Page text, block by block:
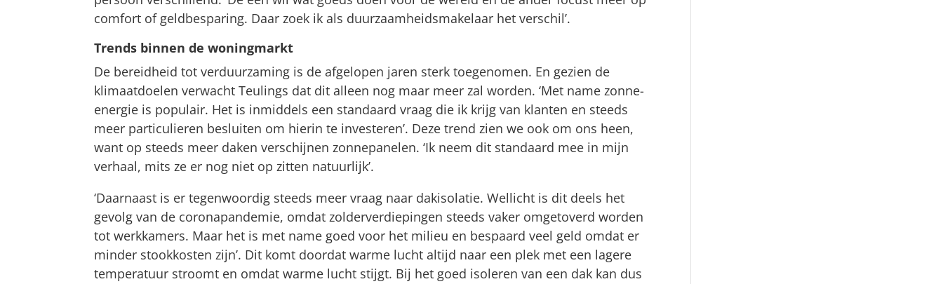
comfort of geldbesparing. Daar zoek ik als duurzaamheidsmakelaar het verschil’.
Trends binnen de woningmarkt
De bereidheid tot verduurzaming is de afgelopen jaren sterk toegenomen. En gezien de
klimaatdoelen verwacht Teulings dat dit alleen nog maar meer zal worden. ‘Met name zonne-
energie is populair. Het is inmiddels een standaard vraag die ik krijg van klanten en steeds
meer particulieren besluiten om hierin te investeren’. Deze trend zien we ook om ons heen,
want op steeds meer daken verschijnen zonnepanelen. ‘Ik neem dit standaard mee in mijn
verhaal, mits ze er nog niet op zitten natuurlijk’.
‘Daarnaast is er tegenwoordig steeds meer vraag naar dakisolatie. Wellicht is dit deels het
gevolg van de coronapandemie, omdat zolderverdiepingen steeds vaker omgetoverd worden
tot werkkamers. Maar het is met name goed voor het milieu en bespaard veel geld omdat er
minder stookkosten zijn’. Dit komt doordat warme lucht altijd naar een plek met een lagere
temperatuur stroomt en omdat warme lucht stijgt. Bij het goed isoleren van een dak kan dus